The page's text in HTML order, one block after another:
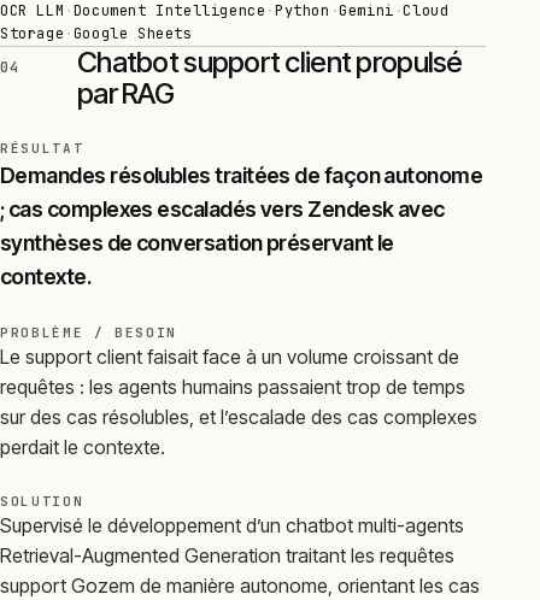
OCR LLM ·Document Intelligence ·Python ·Gemini ·Cloud
Storage ·Google Sheets
04
Chatbot support client propulsé
par RAG
RÉSULTAT
Demandes résolubles traitées de façon autonome
; cas complexes escaladés vers Zendesk avec
synthèses de conversation préservant le
contexte.
PROBLÈME / BESOIN
Le support client faisait face à un volume croissant de
requêtes : les agents humains passaient trop de temps
sur des cas résolubles, et l’escalade des cas complexes
perdait le contexte.
SOLUTION
Supervisé le développement d’un chatbot multi-agents
Retrieval-Augmented Generation traitant les requêtes
support Gozem de manière autonome, orientant les cas